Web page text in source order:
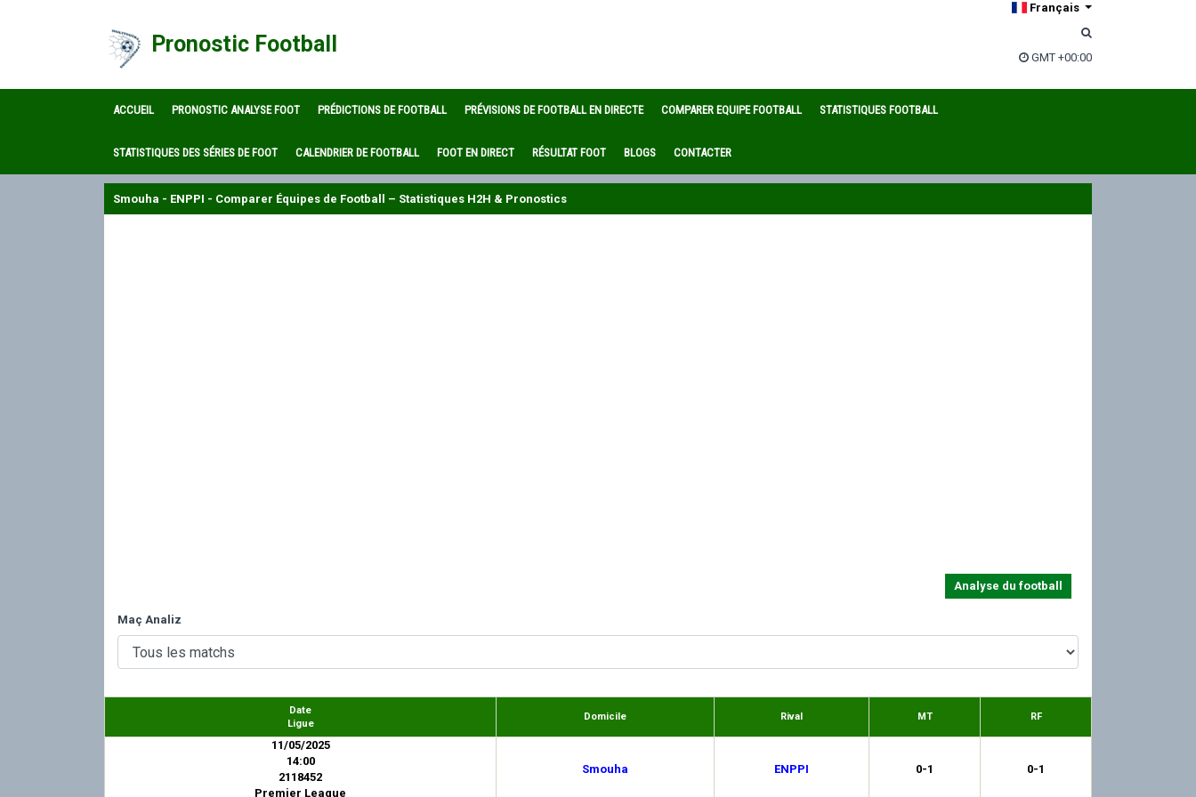
Pronostic Football
Français
GMT +00:00
ACCUEIL PRONOSTIC ANALYSE FOOT PRÉDICTIONS DE FOOTBALL PRÉVISIONS DE FOOTBALL EN DIRECTE COMPARER EQUIPE FOOTBALL STATISTIQUES FOOTBALL
STATISTIQUES DES SÉRIES DE FOOT CALENDRIER DE FOOTBALL FOOT EN DIRECT RÉSULTAT FOOT BLOGS CONTACTER
Smouha - ENPPI - Comparer Équipes de Football – Statistiques H2H & Pronostics
Analyse du football
Maç Analiz
Date
Ligue
Domicile Rival MT RF
11/05/2025
14:00
2118452
Premier League
Smouha ENPPI 0-1 0-1